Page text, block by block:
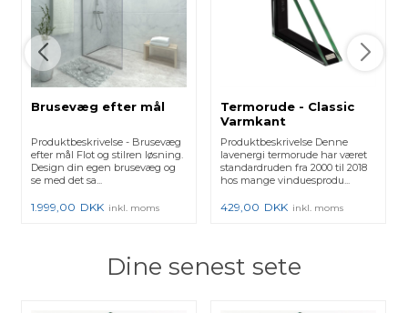
Brusevæg efter mål
Produktbeskrivelse - Brusevæg
efter mål Flot og stilren løsning.
Design din egen brusevæg og
se med det sa...
1.999,00 DKK inkl. moms
Termorude - Classic
Varmkant
Produktbeskrivelse Denne
lavenergi termorude har været
standardruden fra 2000 til 2018
hos mange vinduesprodu...
429,00 DKK inkl. moms
Dine senest sete